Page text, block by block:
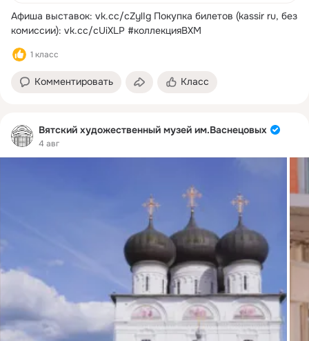
Афиша выставок: vk.cc/cZylIg Покупка билетов (kassir ru, без
комиссии): vk.cc/cUiXLP #коллекцияВХМ
1 класс
Комментировать Класс
Вятский художественный музей им.Васнецовых
4 авг